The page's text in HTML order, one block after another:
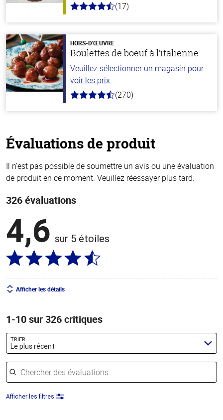
4.8
stars
(17)
HORS-D'ŒUVRE
Boulettes de boeuf à l’italienne
Veuillez sélectionner un magasin pour
voir les prix.
4.5
(270)
Évaluations de produit
Il n’est pas possible de soumettre un avis ou une évaluation
de produit en ce moment. Veuillez réessayer plus tard.
326 évaluations
4,6 sur 5 étoiles
Afficher les détails
1-10 sur 326 critiques
TRIER
Le plus récent
Chercher des évaluations
Afficher les filtres